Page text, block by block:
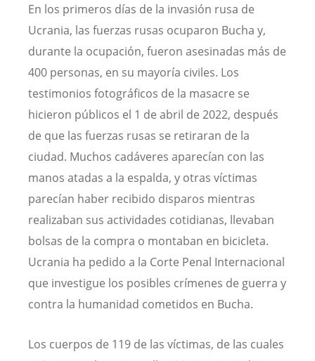
En los primeros días de la invasión rusa de
Ucrania, las fuerzas rusas ocuparon Bucha y,
durante la ocupación, fueron asesinadas más de
400 personas, en su mayoría civiles. Los
testimonios fotográficos de la masacre se
hicieron públicos el 1 de abril de 2022, después
de que las fuerzas rusas se retiraran de la
ciudad. Muchos cadáveres aparecían con las
manos atadas a la espalda, y otras víctimas
parecían haber recibido disparos mientras
realizaban sus actividades cotidianas, llevaban
bolsas de la compra o montaban en bicicleta.
Ucrania ha pedido a la Corte Penal Internacional
que investigue los posibles crímenes de guerra y
contra la humanidad cometidos en Bucha.
Los cuerpos de 119 de las víctimas, de las cuales